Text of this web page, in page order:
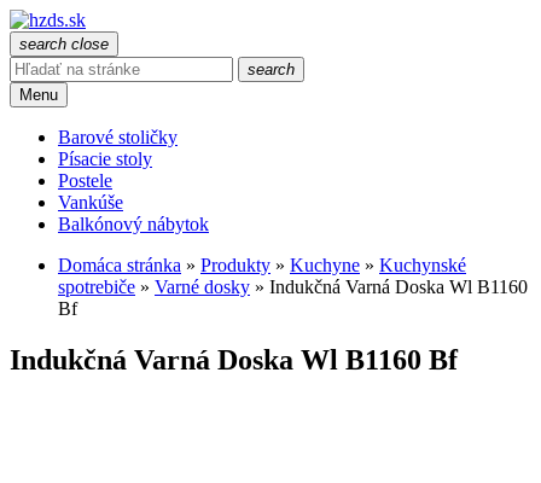
search close
search
Menu
Barové stoličky
Písacie stoly
Postele
Vankúše
Balkónový nábytok
Domáca stránka » Produkty » Kuchyne » Kuchynské
spotrebiče » Varné dosky » Indukčná Varná Doska Wl B1160
Bf
Indukčná Varná Doska Wl B1160 Bf